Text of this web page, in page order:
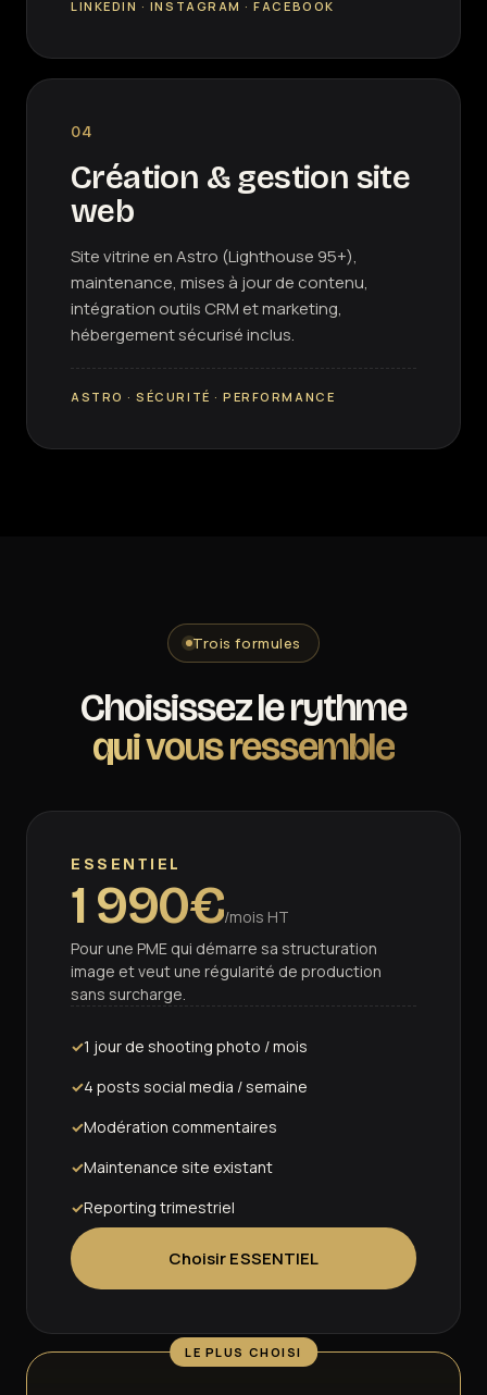
LINKEDIN · INSTAGRAM · FACEBOOK
04
Création & gestion site
web
Site vitrine en Astro (Lighthouse 95+),
maintenance, mises à jour de contenu,
intégration outils CRM et marketing,
hébergement sécurisé inclus.
ASTRO · SÉCURITÉ · PERFORMANCE
Trois formules
Choisissez le rythme
qui vous ressemble
ESSENTIEL
1 990€/mois HT
Pour une PME qui démarre sa structuration
image et veut une régularité de production
sans surcharge.
1 jour de shooting photo / mois
4 posts social media / semaine
Modération commentaires
Maintenance site existant
Reporting trimestriel
Choisir ESSENTIEL
LE PLUS CHOISI